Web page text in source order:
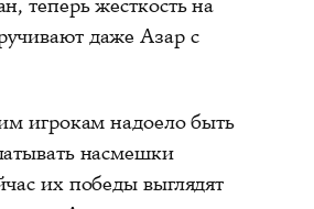
даже Азар с
игрокам надоело быть
насмешки
их победы выглядят